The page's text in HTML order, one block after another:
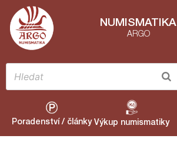
NUMISMATIKA
ARGO
Poradenství / články Výkup numismatiky